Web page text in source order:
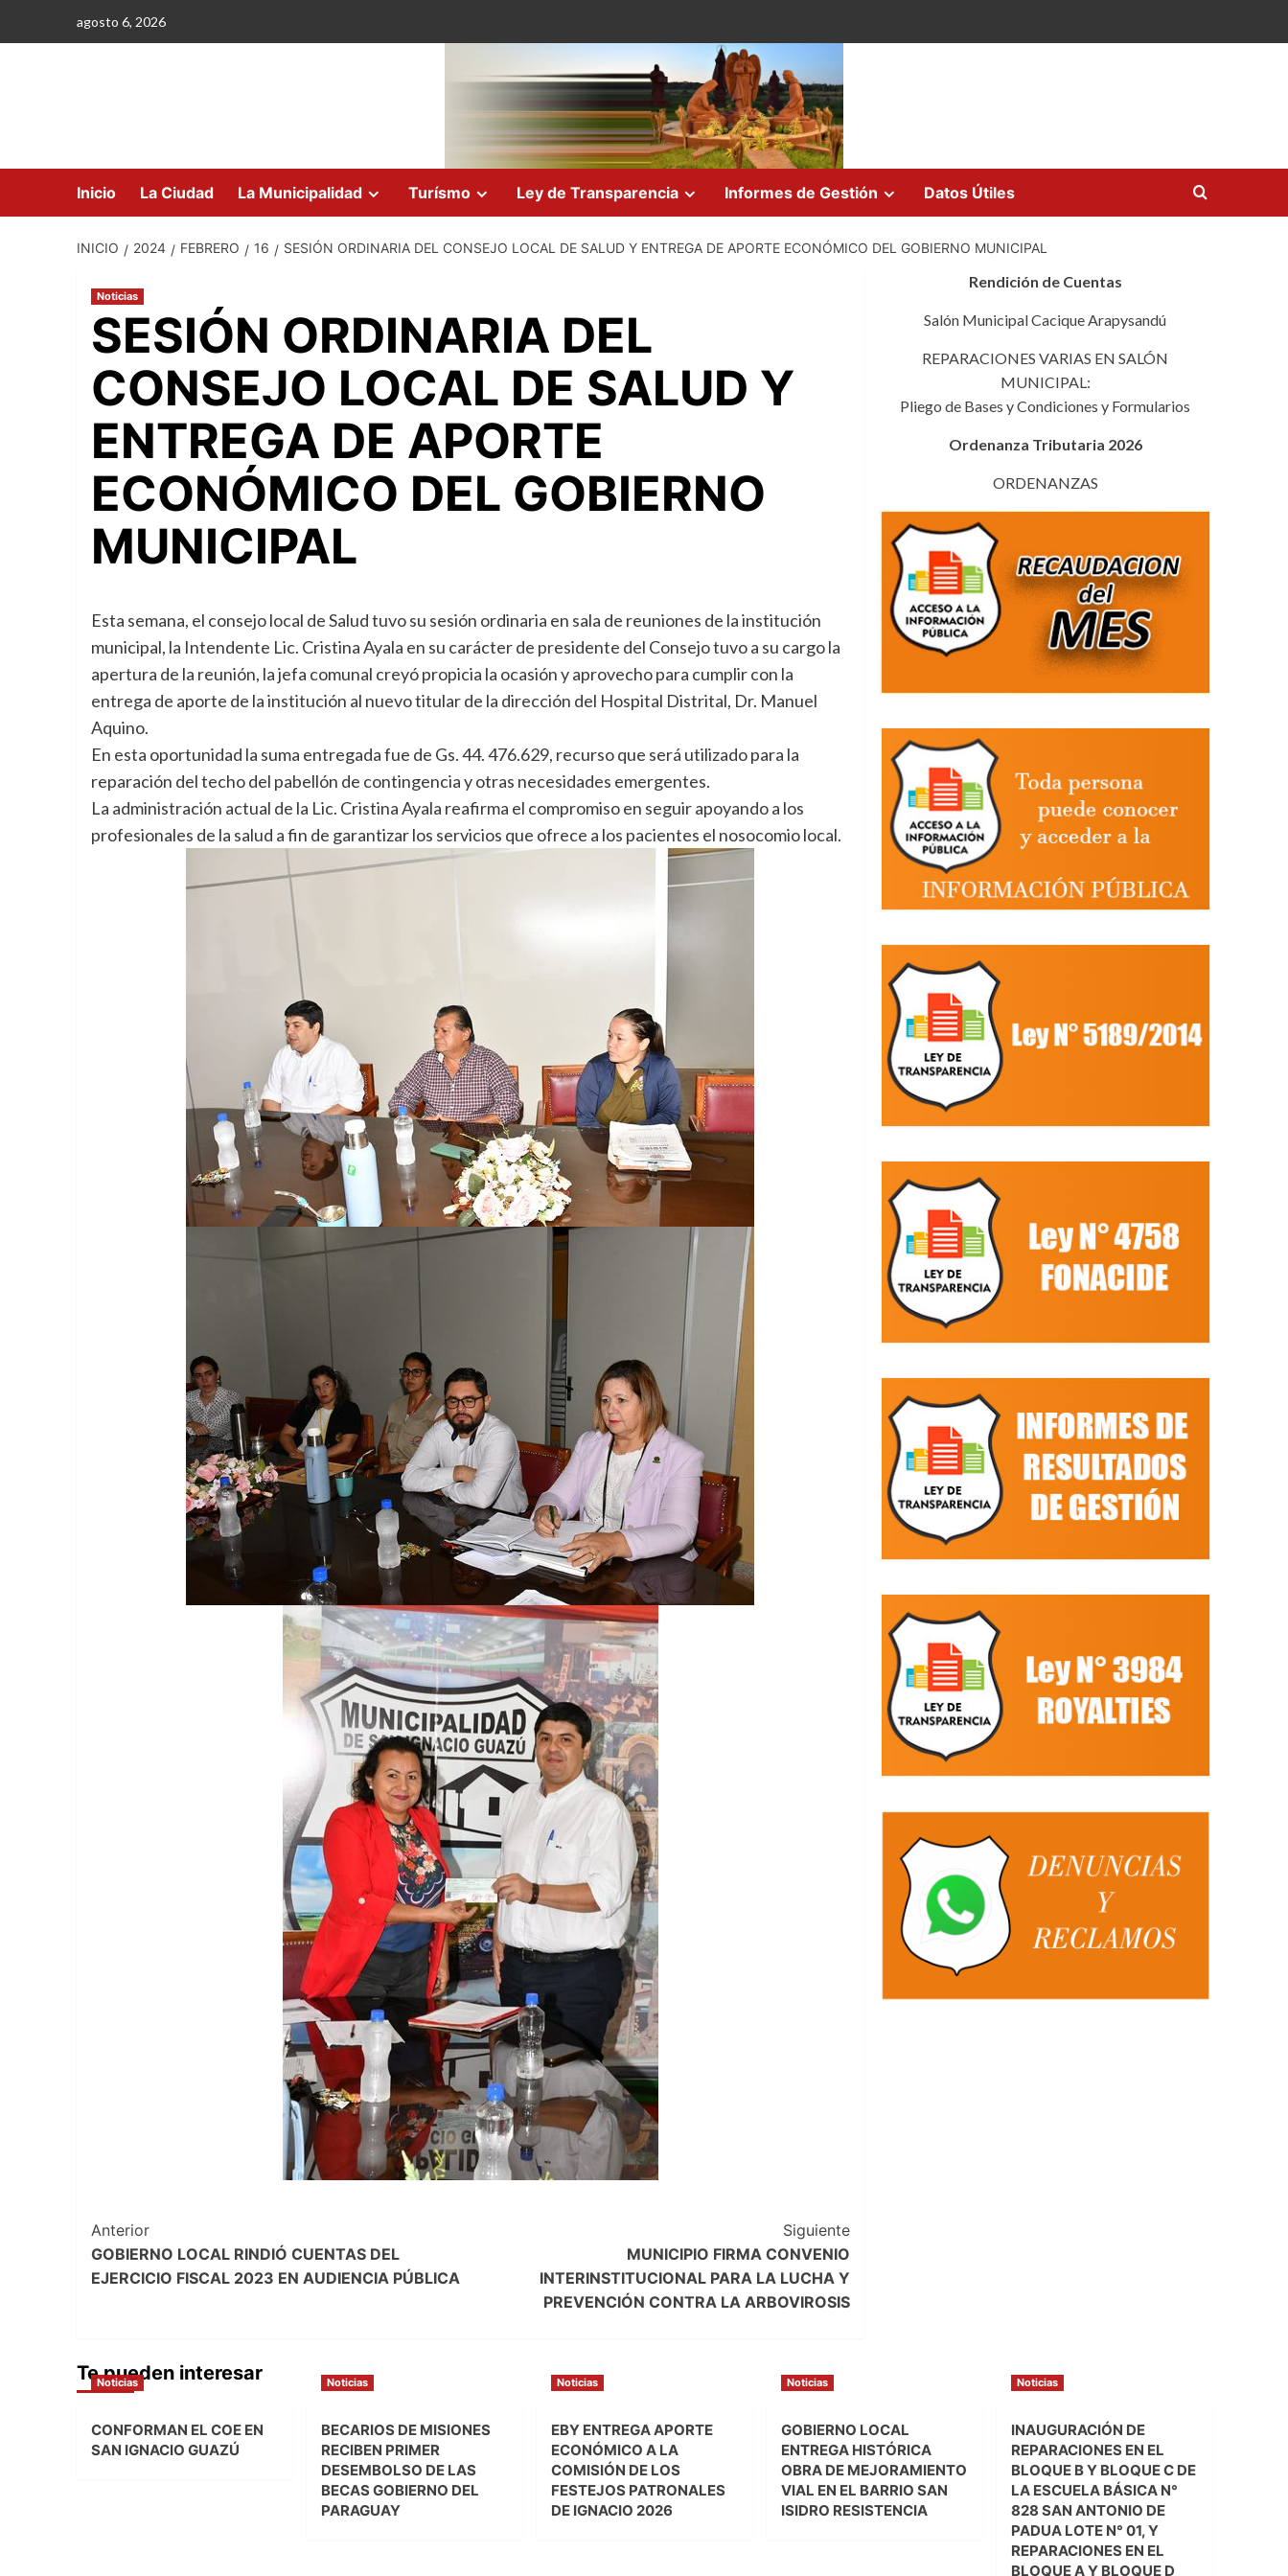
agosto 6, 2026
Inicio La Ciudad La Municipalidad Turísmo Ley de Transparencia Informes de Gestión Datos Útiles
INICIO 2024 FEBRERO 16 SESIÓN ORDINARIA DEL CONSEJO LOCAL DE SALUD Y ENTREGA DE APORTE ECONÓMICO DEL GOBIERNO MUNICIPAL
Noticias
SESIÓN ORDINARIA DEL
CONSEJO LOCAL DE SALUD Y
ENTREGA DE APORTE
ECONÓMICO DEL GOBIERNO
MUNICIPAL
Esta semana, el consejo local de Salud tuvo su sesión ordinaria en sala de reuniones de la institución
municipal, la Intendente Lic. Cristina Ayala en su carácter de presidente del Consejo tuvo a su cargo la
apertura de la reunión, la jefa comunal creyó propicia la ocasión y aprovecho para cumplir con la
entrega de aporte de la institución al nuevo titular de la dirección del Hospital Distrital, Dr. Manuel
Aquino.
En esta oportunidad la suma entregada fue de Gs. 44. 476.629, recurso que será utilizado para la
reparación del techo del pabellón de contingencia y otras necesidades emergentes.
La administración actual de la Lic. Cristina Ayala reafirma el compromiso en seguir apoyando a los
profesionales de la salud a fin de garantizar los servicios que ofrece a los pacientes el nosocomio local.
Navegación
de
entradas
Anterior
GOBIERNO LOCAL RINDIÓ CUENTAS DEL
EJERCICIO FISCAL 2023 EN AUDIENCIA PÚBLICA
Siguiente
MUNICIPIO FIRMA CONVENIO
INTERINSTITUCIONAL PARA LA LUCHA Y
PREVENCIÓN CONTRA LA ARBOVIROSIS
Rendición de Cuentas
Salón Municipal Cacique Arapysandú
REPARACIONES VARIAS EN SALÓN
MUNICIPAL:
Pliego de Bases y Condiciones y Formularios
Ordenanza Tributaria 2026
ORDENANZAS
Te pueden interesar
Noticias
CONFORMAN EL COE EN
SAN IGNACIO GUAZÚ
Noticias
BECARIOS DE MISIONES
RECIBEN PRIMER
DESEMBOLSO DE LAS
BECAS GOBIERNO DEL
PARAGUAY
Noticias
EBY ENTREGA APORTE
ECONÓMICO A LA
COMISIÓN DE LOS
FESTEJOS PATRONALES
DE IGNACIO 2026
Noticias
GOBIERNO LOCAL
ENTREGA HISTÓRICA
OBRA DE MEJORAMIENTO
VIAL EN EL BARRIO SAN
ISIDRO RESISTENCIA
Noticias
INAUGURACIÓN DE
REPARACIONES EN EL
BLOQUE B Y BLOQUE C DE
LA ESCUELA BÁSICA N°
828 SAN ANTONIO DE
PADUA LOTE N° 01, Y
REPARACIONES EN EL
BLOQUE A Y BLOQUE D